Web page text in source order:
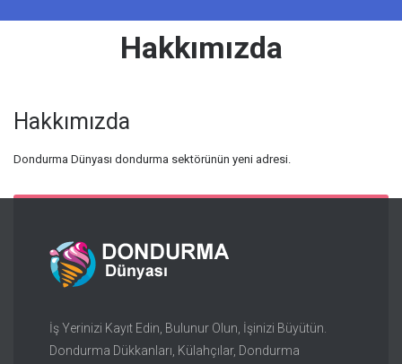
Hakkımızda
Hakkımızda
Dondurma Dünyası dondurma sektörünün yeni adresi.
İş Yerinizi Kayıt Edin, Bulunur Olun, İşinizi Büyütün.
Dondurma Dükkanları, Külahçılar, Dondurma